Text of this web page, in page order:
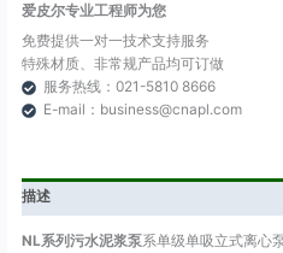
爱皮尔专业工程师为您
免费提供一对一技术支持服务
特殊材质、非常规产品均可订做
服务热线：021-5810 8666
E-mail：business@cnapl.com
描述
NL系列污水泥浆泵系单级单吸立式离心